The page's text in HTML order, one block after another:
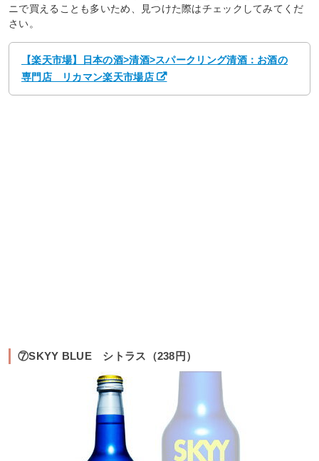
ニで買えることも多いため、見つけた際はチェックしてみてくだ
さい。
【楽天市場】日本の酒>清酒>スパークリング清酒：お酒の
専門店 リカマン楽天市場店
⑦SKYY BLUE シトラス（238円）